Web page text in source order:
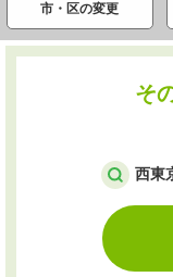
市・区の変更
そ
西東